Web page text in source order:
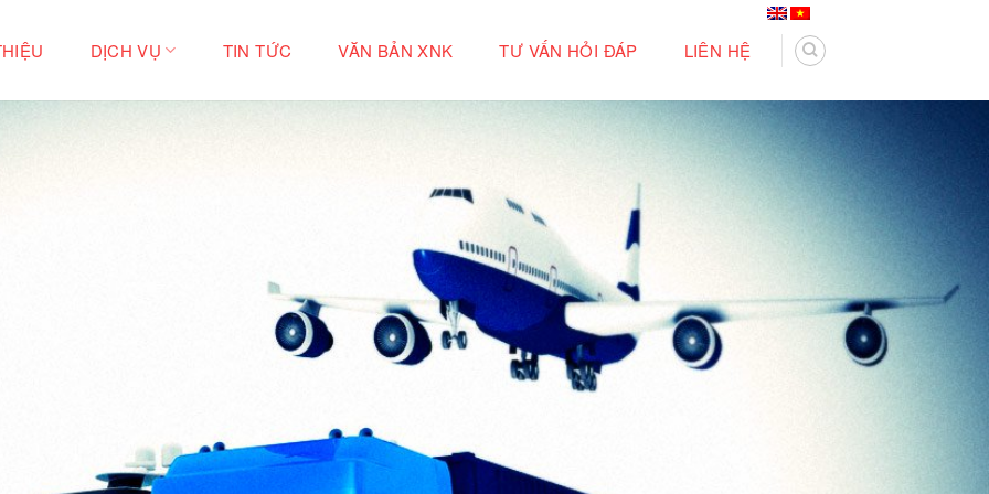
DỊCH VỤ TIN TỨC VĂN BẢN XNK TƯ VẤN HỎI ĐÁP LIÊN HỆ